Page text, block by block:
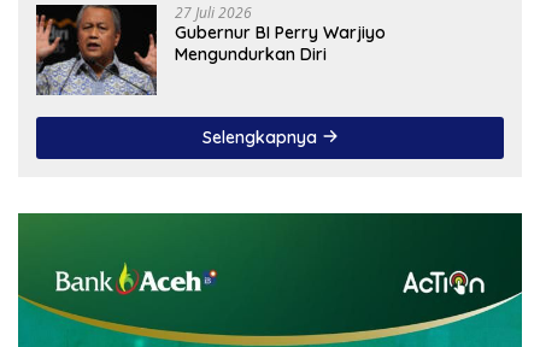
27 Juli 2026
Gubernur BI Perry Warjiyo
Mengundurkan Diri
Selengkapnya